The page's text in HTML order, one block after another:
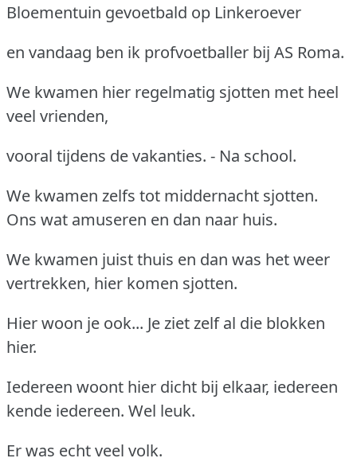
Bloementuin gevoetbald op Linkeroever
en vandaag ben ik profvoetballer bij AS Roma.
We kwamen hier regelmatig sjotten met heel
veel vrienden,
vooral tijdens de vakanties. - Na school.
We kwamen zelfs tot middernacht sjotten.
Ons wat amuseren en dan naar huis.
We kwamen juist thuis en dan was het weer
vertrekken, hier komen sjotten.
Hier woon je ook... Je ziet zelf al die blokken
hier.
Iedereen woont hier dicht bij elkaar, iedereen
kende iedereen. Wel leuk.
Er was echt veel volk.